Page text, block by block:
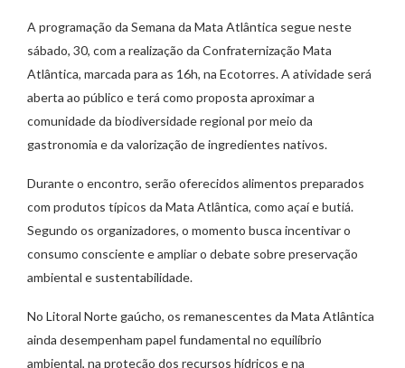
A programação da Semana da Mata Atlântica segue neste
sábado, 30, com a realização da Confraternização Mata
Atlântica, marcada para as 16h, na Ecotorres. A atividade será
aberta ao público e terá como proposta aproximar a
comunidade da biodiversidade regional por meio da
gastronomia e da valorização de ingredientes nativos.
Durante o encontro, serão oferecidos alimentos preparados
com produtos típicos da Mata Atlântica, como açaí e butiá.
Segundo os organizadores, o momento busca incentivar o
consumo consciente e ampliar o debate sobre preservação
ambiental e sustentabilidade.
No Litoral Norte gaúcho, os remanescentes da Mata Atlântica
ainda desempenham papel fundamental no equilíbrio
ambiental, na proteção dos recursos hídricos e na